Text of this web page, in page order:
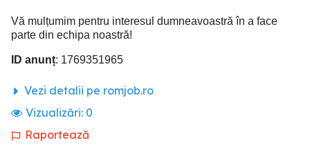
Vă mulțumim pentru interesul dumneavoastră în a face
parte din echipa noastră!
ID anunț: 1769351965
Vezi detalii pe romjob.ro
Vizualizări: 0
Raportează